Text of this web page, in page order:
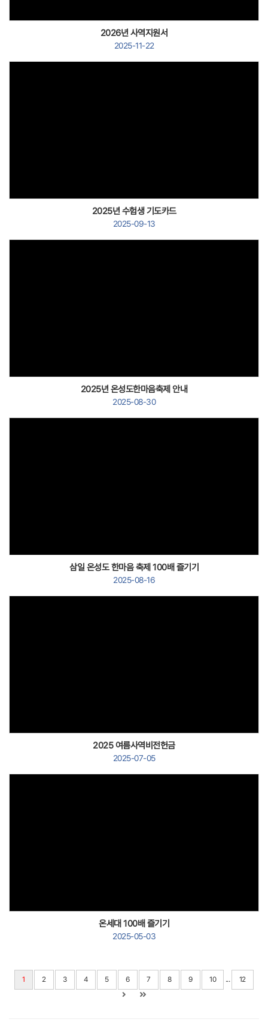
2026년 사역지원서
2025-11-22
2025년 수험생 기도카드
2025-09-13
2025년 온성도한마음축제 안내
2025-08-30
삼일 온성도 한마음 축제 100배 즐기기
2025-08-16
2025 여름사역비전헌금
2025-07-05
온세대 100배 즐기기
2025-05-03
1 2 3 4 5 6 7 8 9 10 ... 12